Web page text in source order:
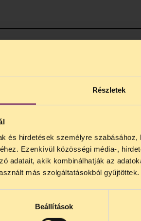
Részletek
és hirdetések személyre
Ezenkívül közösségi média-,
adatait, akik kombinálhatják az
más szolgáltatásokból gyűjtöttek.
Beállítások
pszichiátriai múltam, vagy
ilyen helyzetben?
JOGSEGÉLY
Tájékoztatjuk, hogy
között szünetel
. Az első
15 óra között lesz